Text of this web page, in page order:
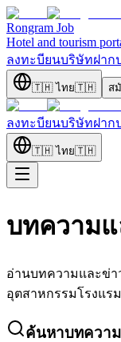
Rongram Job
Hotel and tourism
ลงทะบียนบริษัทฝาก
🇹🇭 ไทย🇹🇭 ส
ลงทะบียนบริษัทฝาก
🇹🇭 ไทย🇹🇭
บทความ
อ่านบทความและข่า
อุตสาหกรรมโรงแร
ค้นหาบทความ